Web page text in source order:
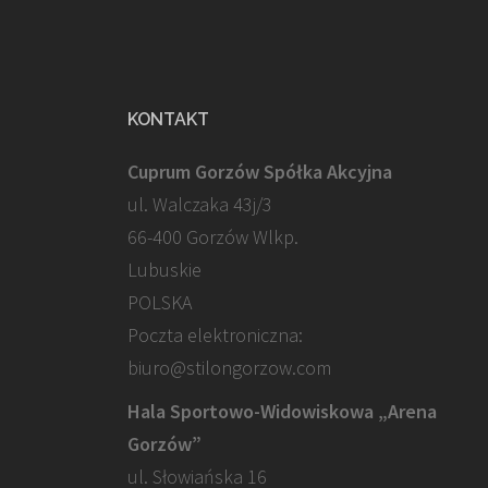
KONTAKT
Cuprum Gorzów Spółka Akcyjna
ul. Walczaka 43j/3
66-400 Gorzów Wlkp.
Lubuskie
POLSKA
Poczta elektroniczna:
biuro@stilongorzow.com
Hala Sportowo-Widowiskowa „Arena
Gorzów”
ul. Słowiańska 16